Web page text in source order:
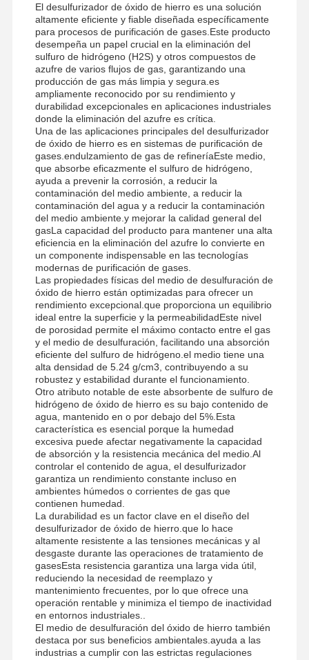
Inicio Productos Videos
Sobre
El desulfurizador de óxido de hierro es una solución
altamente eficiente y fiable diseñada específicamente
para procesos de purificación de gases.Este producto
desempeña un papel crucial en la eliminación del
sulfuro de hidrógeno (H2S) y otros compuestos de
azufre de varios flujos de gas, garantizando una
producción de gas más limpia y segura.es
ampliamente reconocido por su rendimiento y
durabilidad excepcionales en aplicaciones industriales
donde la eliminación del azufre es crítica.
Una de las aplicaciones principales del desulfurizador
de óxido de hierro es en sistemas de purificación de
gases.endulzamiento de gas de refineríaEste medio,
que absorbe eficazmente el sulfuro de hidrógeno,
ayuda a prevenir la corrosión, a reducir la
contaminación del medio ambiente, a reducir la
contaminación del agua y a reducir la contaminación
del medio ambiente.y mejorar la calidad general del
gasLa capacidad del producto para mantener una alta
eficiencia en la eliminación del azufre lo convierte en
un componente indispensable en las tecnologías
modernas de purificación de gases.
Las propiedades físicas del medio de desulfuración de
óxido de hierro están optimizadas para ofrecer un
rendimiento excepcional.que proporciona un equilibrio
ideal entre la superficie y la permeabilidadEste nivel
de porosidad permite el máximo contacto entre el gas
y el medio de desulfuración, facilitando una absorción
eficiente del sulfuro de hidrógeno.el medio tiene una
alta densidad de 5.24 g/cm3, contribuyendo a su
robustez y estabilidad durante el funcionamiento.
Otro atributo notable de este absorbente de sulfuro de
hidrógeno de óxido de hierro es su bajo contenido de
agua, mantenido en o por debajo del 5%.Esta
característica es esencial porque la humedad
excesiva puede afectar negativamente la capacidad
de absorción y la resistencia mecánica del medio.Al
controlar el contenido de agua, el desulfurizador
garantiza un rendimiento constante incluso en
ambientes húmedos o corrientes de gas que
contienen humedad.
La durabilidad es un factor clave en el diseño del
desulfurizador de óxido de hierro.que lo hace
altamente resistente a las tensiones mecánicas y al
desgaste durante las operaciones de tratamiento de
gasesEsta resistencia garantiza una larga vida útil,
reduciendo la necesidad de reemplazo y
mantenimiento frecuentes, por lo que ofrece una
operación rentable y minimiza el tiempo de inactividad
en entornos industriales..
El medio de desulfuración del óxido de hierro también
destaca por sus beneficios ambientales.ayuda a las
industrias a cumplir con las estrictas regulaciones